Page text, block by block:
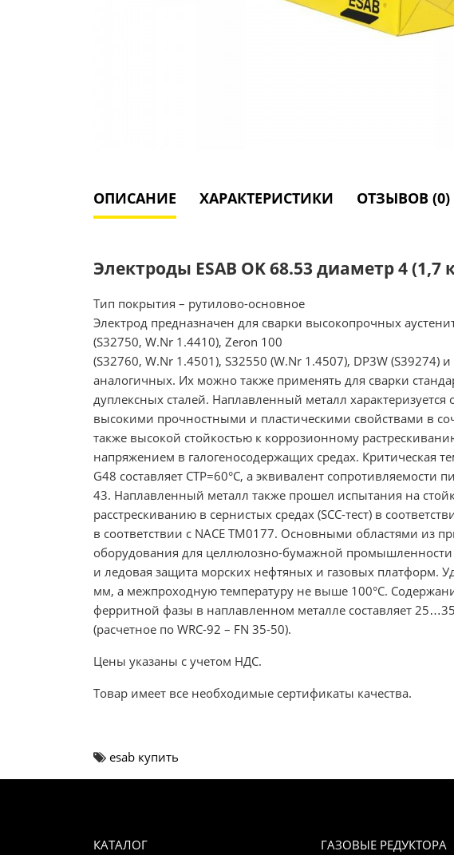
ОПИСАНИЕ ХАРАКТЕРИСТИКИ ОТЗЫВОВ (0)
Электроды ESAB OK 68.53 диаметр 4 (1,7
Тип покрытия – рутилово-основное
Электрод предназначен для сварки высокопрочных
(S32750, W.Nr 1.4410), Zeron 100
(S32760, W.Nr 1.4501), S32550 (W.Nr 1.4507), DP3W (S39274)
аналогичных. Их можно также применять для сварки
дуплексных сталей. Наплавленный металл характеризуется
высокими прочностными и пластическими свойствами в
также высокой стойкостью к коррозионному
напряжением в галогеносодержащих средах. Критическая
G48 составляет CTP=60°C, а эквивалент
43. Наплавленный металл также прошел испытания на
расстрескиванию в сернистых средах (SCC-тест) в
в соответствии с NACE ТМ0177. Основными областями из
оборудования для целлюлозно-бумажной промышленности
и ледовая защита морских нефтяных и газовых платформ.
мм, а межпроходную температуру не выше 100°С.
ферритной фазы в наплавленном металле составляет
(расчетное по WRC-92 – FN 35-50).
Цены указаны с учетом НДС.
Товар имеет все необходимые сертификаты качества.
esab купить
КАТАЛОГ ГАЗОВЫЕ РЕДУКТОРА